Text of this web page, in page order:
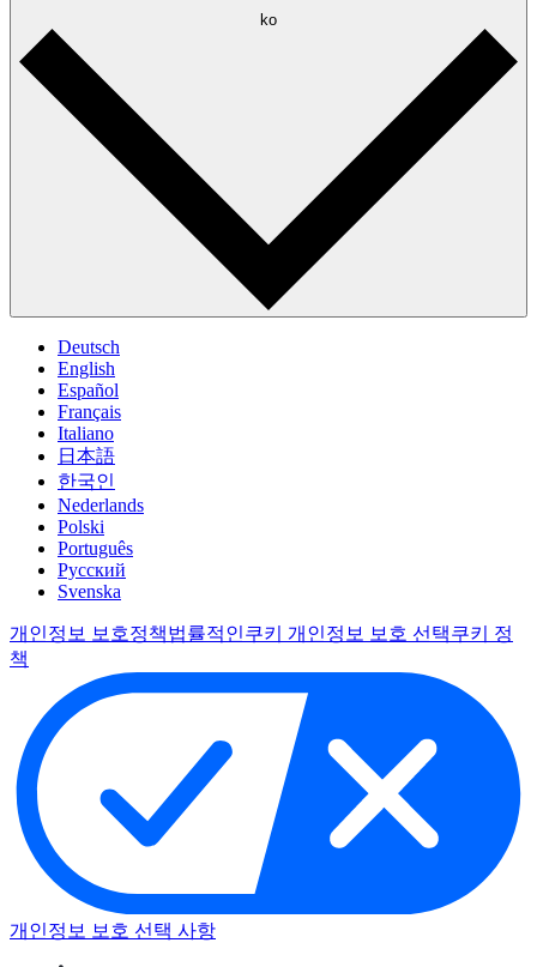
ko
Deutsch
English
Español
Français
Italiano
日本語
한국인
Nederlands
Polski
Português
Pусский
Svenska
개인정보 보호정책법률적인쿠키 개인정보 보호 선택쿠키 정
책
개인정보 보호 선택 사항